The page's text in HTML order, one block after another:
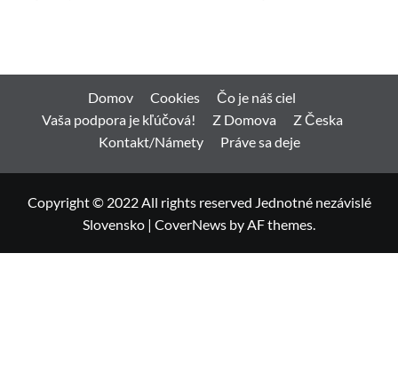
Domov Cookies
Čo je náš ciel
Vaša podpora je kľúčová!
Z Domova
Z Česka
Kontakt/Námety
Práve sa deje
Copyright © 2022 All rights reserved Jednotné nezávislé
Slovensko | CoverNews by AF themes.